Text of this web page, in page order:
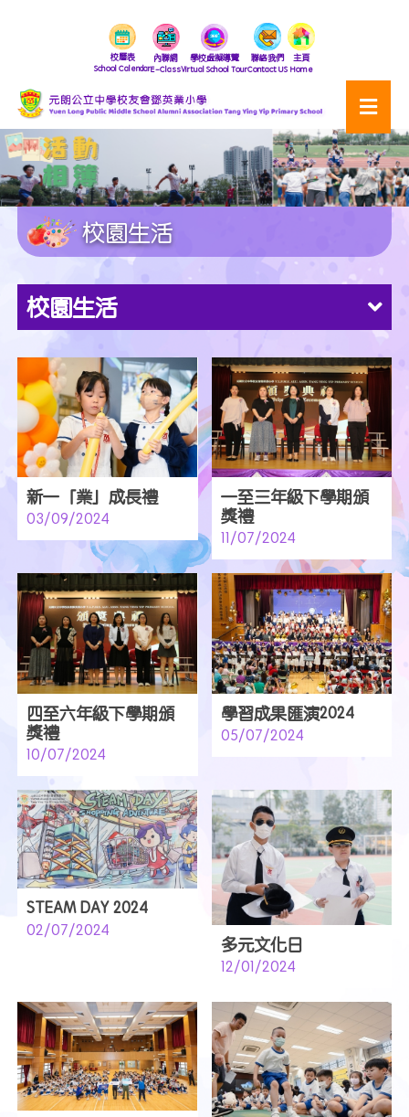
校曆表
School Calendar
內聯網
E-Class
學校虛擬導覽
Virtual School Tour
聯絡我們
Contact US
主頁
Home
校園生活
校園生活
新一「業」成長禮
03/09/2024
一至三年級下學期頒
獎禮
11/07/2024
四至六年級下學期頒
獎禮
10/07/2024
學習成果匯演2024
05/07/2024
STEAM DAY 2024
02/07/2024
多元文化日
12/01/2024